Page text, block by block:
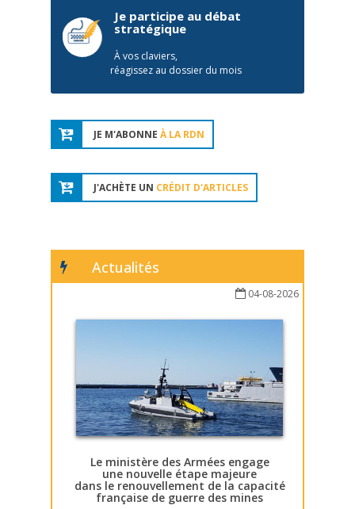
Je participe au débat
stratégique
À vos claviers,
réagissez au dossier du mois
JE M'ABONNE À LA RDN
J'ACHÈTE UN CRÉDIT D'ARTICLES
Actualités
04-08-2026
Le ministère des Armées engage
une nouvelle étape majeure
dans le renouvellement de la capacité
française de guerre des mines